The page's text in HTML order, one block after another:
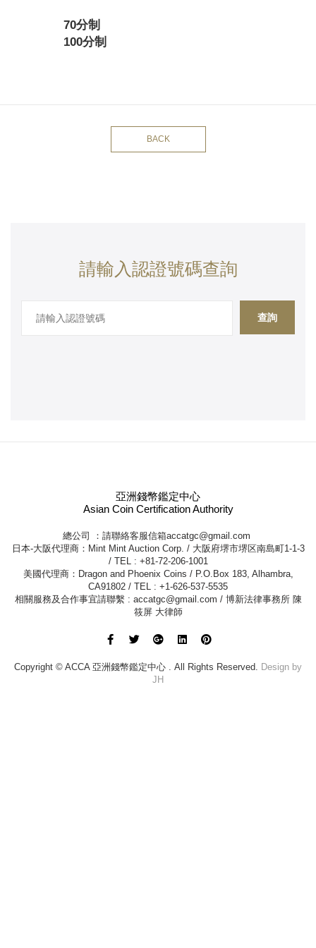
70分制
100分制
BACK
請輸入認證號碼查詢
查詢
亞洲錢幣鑑定中心
Asian Coin Certification Authority
總公司 ：請聯絡客服信箱accatgc@gmail.com
日本-大阪代理商：Mint Mint Auction Corp. / 大阪府堺市堺区南島町1-1-3
/ TEL : +81-72-206-1001
美國代理商：Dragon and Phoenix Coins / P.O.Box 183, Alhambra,
CA91802 / TEL : +1-626-537-5535
相關服務及合作事宜請聯繫 : accatgc@gmail.com / 博新法律事務所 陳
筱屏 大律師
Copyright © ACCA 亞洲錢幣鑑定中心 . All Rights Reserved.
Design by
JH